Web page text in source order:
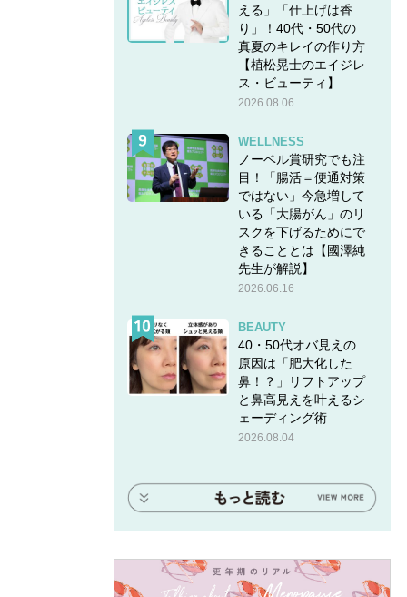
える」「仕上げは香
り」！40代・50代の
真夏のキレイの作り方
【植松晃士のエイジレ
ス・ビューティ】
2026.08.06
WELLNESS
ノーベル賞研究でも注
目！「腸活＝便通対策
ではない」今急増して
いる「大腸がん」のリ
スクを下げるためにで
きることとは【國澤純
先生が解説】
2026.06.16
BEAUTY
40・50代オバ見えの
原因は「肥大化した
鼻！？」リフトアップ
と鼻高見えを叶えるシ
ェーディング術
2026.08.04